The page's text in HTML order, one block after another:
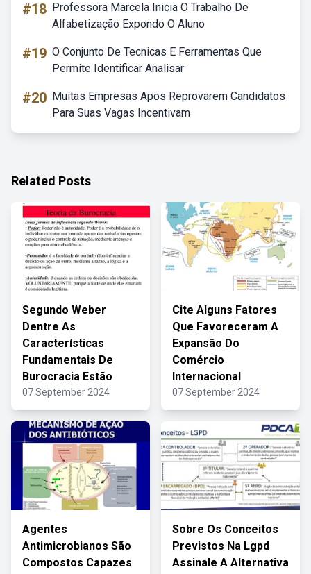
#18 Professora Marcela Inicia O Trabalho De
Alfabetização Expondo O Aluno
#19 O Conjunto De Tecnicas E Ferramentas Que
Permite Identificar Analisar
#20 Muitas Empresas Apos Reprovarem Candidatos
Para Suas Vagas Incentivam
Related Posts
Segundo Weber
Dentre As
Características
Fundamentais De
Burocracia Estão
07 September 2024
Cite Alguns Fatores
Que Favoreceram A
Expansão Do
Comércio
Internacional
07 September 2024
Agentes
Antimicrobianos São
Compostos Capazes
Sobre Os Conceitos
Previstos Na Lgpd
Assinale A Alternativa